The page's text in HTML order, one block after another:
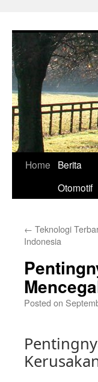
Home
Berita
Otomotif
← Teknologi
Indonesia
Posted on